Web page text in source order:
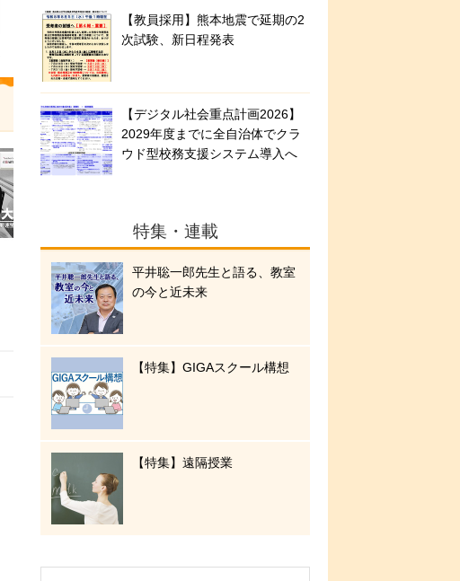
【教員採用】熊本地震で延期の2
次試験、新日程発表
【デジタル社会重点計画2026】
2029年度までに全自治体でクラ
ウド型校務支援システム導入へ
特集・連載
平井聡一郎先生と語る、教室
の今と近未来
【特集】GIGAスクール構想
【特集】遠隔授業